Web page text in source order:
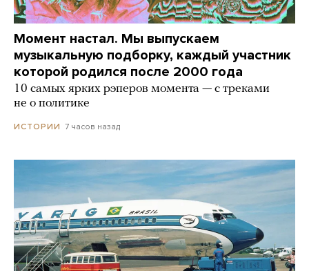
Момент настал. Мы выпускаем
музыкальную подборку, каждый участник
которой родился после 2000 года
10 самых ярких рэперов момента — с треками
не о политике
ИСТОРИИ 7 часов назад